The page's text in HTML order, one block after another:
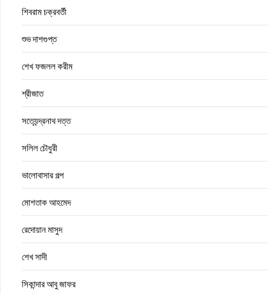
শিবরাম চক্রবর্তী
শুভ দাশগুপ্ত
শেখ ফজলল করীম
শ্রীজাত
সত্যেন্দ্রনাথ দত্ত
সলিল চৌধুরী
ভালোবাসার গল্প
মোশতাক আহমেদ
রেদোয়ান মাসুদ
শেখ সাদী
সিকান্দার আবু জাফর